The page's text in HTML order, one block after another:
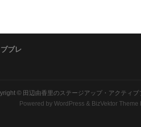
ブレ
© 田辺由香里のステージアップ・アクティブ
Powered by WordPress & BizVektor Theme